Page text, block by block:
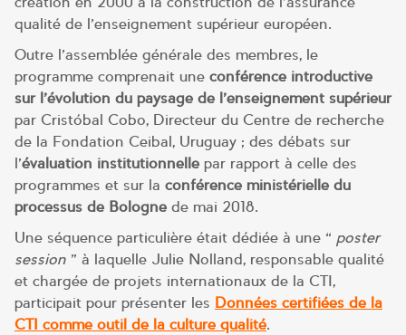
qualité de l’enseignement supérieur européen.
Outre l’assemblée générale des membres, le
programme comprenait une conférence introductive
sur l’évolution du paysage de l’enseignement supérieur
par Cristóbal Cobo, Directeur du Centre de recherche
de la Fondation Ceibal, Uruguay ; des débats sur
l’évaluation institutionnelle par rapport à celle des
programmes et sur la conférence ministérielle du
processus de Bologne de mai 2018.
Une séquence particulière était dédiée à une « poster
session » à laquelle Julie Nolland, responsable qualité
et chargée de projets internationaux de la CTI,
participait pour présenter les Données certifiées de la
CTI comme outil de la culture qualité.